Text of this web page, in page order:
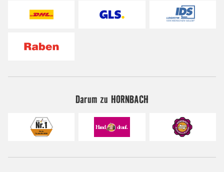
Darum zu HORNBACH